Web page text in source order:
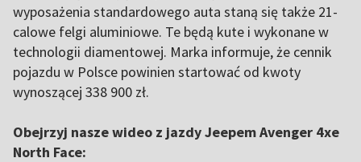
wyposażenia standardowego auta staną się także 21-
calowe felgi aluminiowe. Te będą kute i wykonane w
technologii diamentowej. Marka informuje, że cennik
pojazdu w Polsce powinien startować od kwoty
wynoszącej 338 900 zł.
Obejrzyj nasze wideo z jazdy Jeepem Avenger 4xe
North Face: